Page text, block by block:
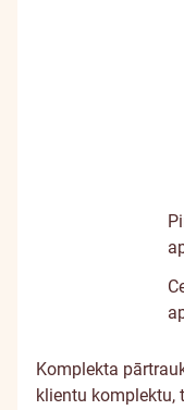
Komplekta
klientu komplektu,